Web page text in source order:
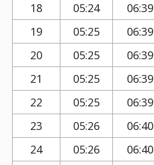
18
05:24 06:39
19
05:25 06:39
20
05:25 06:39
21
05:25 06:39
22
05:25 06:39
23
05:26 06:40
24
05:26 06:40